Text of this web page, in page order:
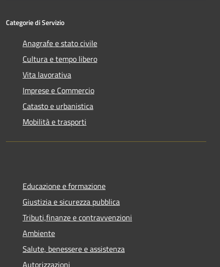
Categorie di Servizio
Anagrafe e stato civile
Cultura e tempo libero
Vita lavorativa
Imprese e Commercio
Catasto e urbanistica
Mobilità e trasporti
Educazione e formazione
Giustizia e sicurezza pubblica
Tributi,finanze e contravvenzioni
Ambiente
Salute, benessere e assistenza
Autorizzazioni